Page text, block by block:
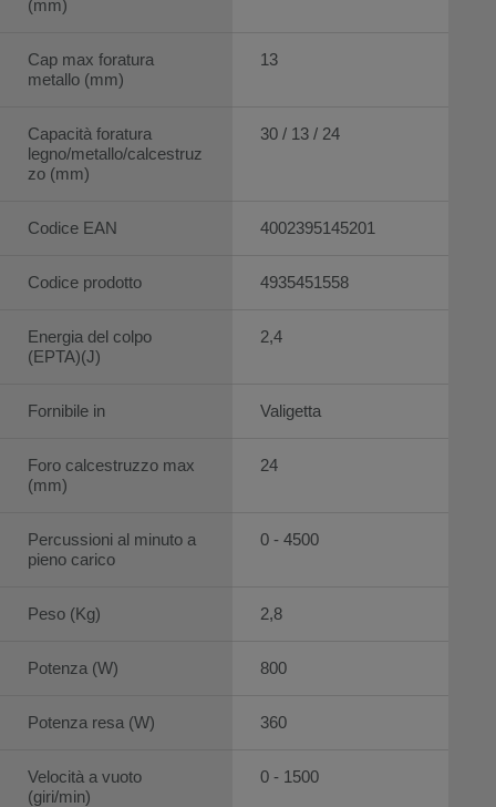
(mm)
Cap max foratura
metallo (mm)
Capacità foratura
legno/metallo/calcestruz
zo (mm)
Codice EAN
Codice prodotto
Energia del colpo
(EPTA)(J)
Fornibile in
Foro calcestruzzo max
(mm)
Percussioni al minuto a
pieno carico
Peso (Kg)
Potenza (W)
Potenza resa (W)
Velocità a vuoto
(giri/min)
13
30 / 13 / 24
4002395145201
4935451558
2,4
Valigetta
24
0 - 4500
2,8
800
360
0 - 1500